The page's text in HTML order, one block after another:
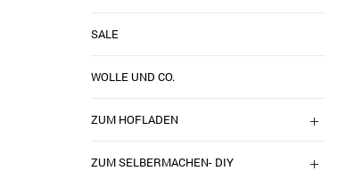
SALE
WOLLE UND CO.
ZUM HOFLADEN
ZUM SELBERMACHEN- DIY